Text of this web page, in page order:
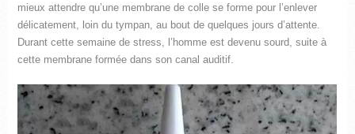
mieux attendre qu’une membrane de colle se forme pour l’enlever
délicatement, loin du tympan, au bout de quelques jours d’attente.
Durant cette semaine de stress, l’homme est devenu sourd, suite à
cette membrane formée dans son canal auditif.